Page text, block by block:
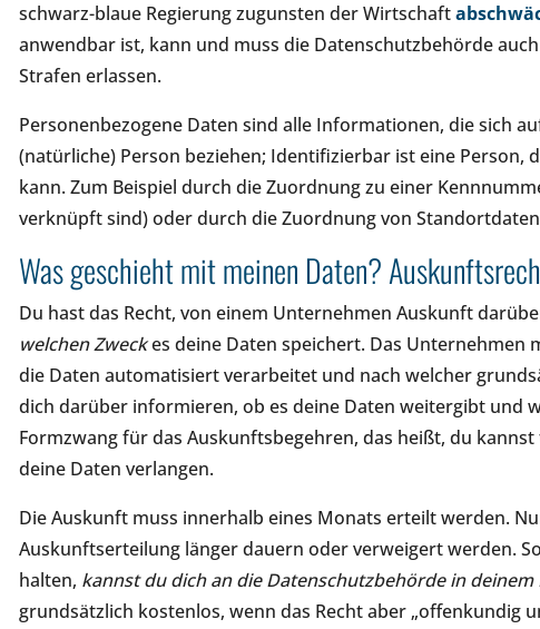
schwarz-blaue Regierung zugunsten der Wirtschaft
anwendbar ist, kann und muss die Datenschutzbehörde
Strafen erlassen.
Personenbezogene Daten sind alle Informationen, die sich
(natürliche) Person beziehen; Identifizierbar ist eine
kann. Zum Beispiel durch die Zuordnung zu einer
verknüpft sind) oder durch die Zuordnung von
Was geschieht mit meinen Daten?
Du hast das Recht, von einem Unternehmen Auskunft
welchen Zweckes deine Daten speichert. Das Unternehmen
die Daten automatisiert verarbeitet und nach welcher
dich darüber informieren, ob es deine Daten weitergibt und
Formzwang für das Auskunftsbegehren, das heißt, du
deine Daten verlangen.
Die Auskunft muss innerhalb eines Monats erteilt werden.
Auskunftserteilung länger dauern oder verweigert werden.
halten, kannst du dich an die Datenschutzbehörde in deinem
grundsätzlich kostenlos, wenn das Recht aber „offenkundig